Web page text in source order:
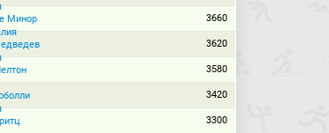
Минор 3660
3620
3580
3420
3300